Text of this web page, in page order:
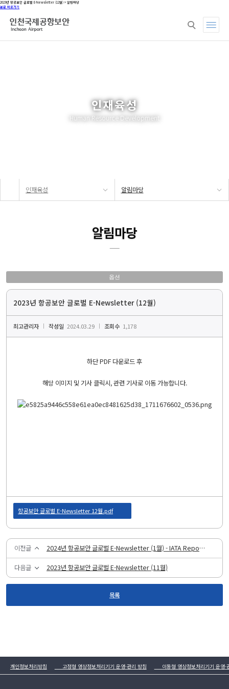
2023년 항공보안 글로벌 E-Newsletter (12월) > 알림마당
본문 바로가기
인재육성
Human Resource Development
인재육성 알림마당
알림마당
옵션
2023년 항공보안 글로벌 E-Newsletter (12월)
최고관리자 작성일 2024.03.29 조회수 1,178
하단 PDF 다운로드 후
해당 이미지 및 기사 클릭시, 관련 기사로 이동 가능합니다.
항공보안 글로벌 E-Newsletter 12월.pdf
이전글 2024년 항공보안 글로벌 E-Newsletter (1월) - IATA Report 특집
다음글 2023년 항공보안 글로벌 E-Newsletter (11월)
목록
개인정보처리방침 고정형 영상정보처리기기 운영·관리 방침 이동형 영상정보처리기기 운영·